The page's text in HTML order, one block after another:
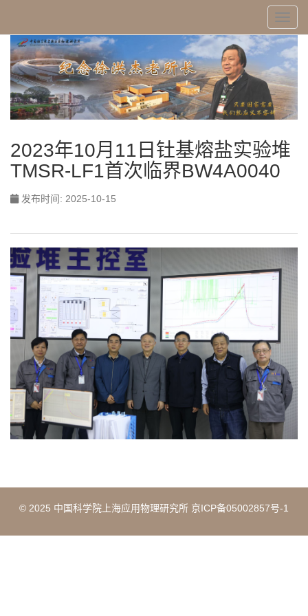
2023年10月11日钍基熔盐实验堆
TMSR-LF1首次临界BW4A0040
发布时间: 2025-10-15
© 2025 中国科学院上海应用物理研究所 京ICP备05002857号-1